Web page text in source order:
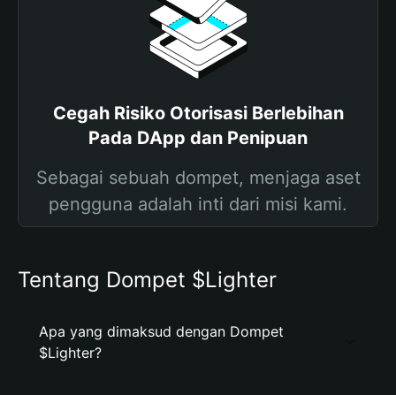
Cegah Risiko Otorisasi Berlebihan
Pada DApp dan Penipuan
Sebagai sebuah dompet, menjaga aset
pengguna adalah inti dari misi kami.
Tentang Dompet $Lighter
Apa yang dimaksud dengan Dompet
$Lighter?